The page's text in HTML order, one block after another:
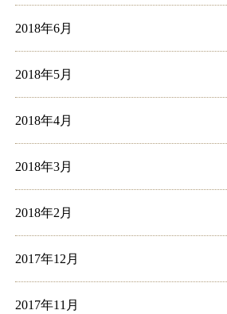
2018年6月
2018年5月
2018年4月
2018年3月
2018年2月
2017年12月
2017年11月